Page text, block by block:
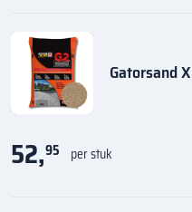
Gatorsand
52,95 per stuk